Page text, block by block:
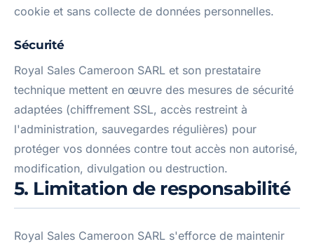
cookie et sans collecte de données personnelles.
Sécurité
Royal Sales Cameroon SARL et son prestataire
technique mettent en œuvre des mesures de sécurité
adaptées (chiffrement SSL, accès restreint à
l'administration, sauvegardes régulières) pour
protéger vos données contre tout accès non autorisé,
modification, divulgation ou destruction.
5. Limitation de responsabilité
Royal Sales Cameroon SARL s'efforce de maintenir